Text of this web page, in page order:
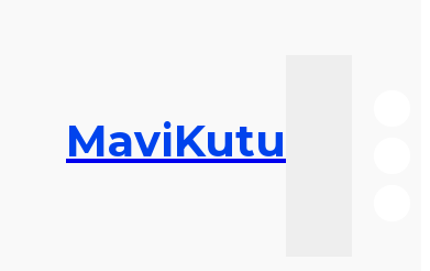
MaviKutu